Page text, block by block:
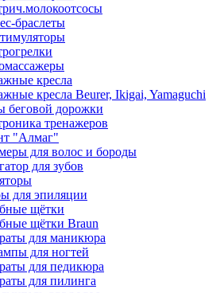
браслеты
кресла
кресла Beurer, Ikigai, Yamaguchi
беговой дорожки
тренажеров
"Алмаг"
для волос и бороды
для зубов
для эпиляции
щётки
щётки Braun
для маникюра
для ногтей
для педикюра
для пилинга